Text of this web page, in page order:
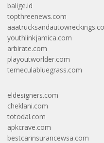
balige.id
topthreenews.com
youthlinkjamica.com
arbirate.com
playoutworlder.com
temeculabluegrass.com
eldesigners.com
cheklani.com
totodal.com
apkcrave.com
bestcarinsurancewsa.com